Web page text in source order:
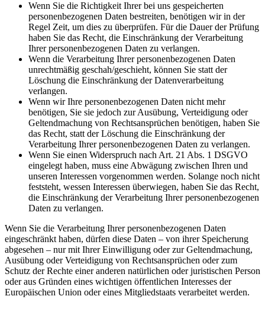
Wenn Sie die Richtigkeit Ihrer bei uns gespeicherten
personenbezogenen Daten bestreiten, benötigen wir in der
Regel Zeit, um dies zu überprüfen. Für die Dauer der Prüfung
haben Sie das Recht, die Einschränkung der Verarbeitung
Ihrer personenbezogenen Daten zu verlangen.
Wenn die Verarbeitung Ihrer personenbezogenen Daten
unrechtmäßig geschah/geschieht, können Sie statt der
Löschung die Einschränkung der Datenverarbeitung
verlangen.
Wenn wir Ihre personenbezogenen Daten nicht mehr
benötigen, Sie sie jedoch zur Ausübung, Verteidigung oder
Geltendmachung von Rechtsansprüchen benötigen, haben Sie
das Recht, statt der Löschung die Einschränkung der
Verarbeitung Ihrer personenbezogenen Daten zu verlangen.
Wenn Sie einen Widerspruch nach Art. 21 Abs. 1 DSGVO
eingelegt haben, muss eine Abwägung zwischen Ihren und
unseren Interessen vorgenommen werden. Solange noch nicht
feststeht, wessen Interessen überwiegen, haben Sie das Recht,
die Einschränkung der Verarbeitung Ihrer personenbezogenen
Daten zu verlangen.
Wenn Sie die Verarbeitung Ihrer personenbezogenen Daten
eingeschränkt haben, dürfen diese Daten – von ihrer Speicherung
abgesehen – nur mit Ihrer Einwilligung oder zur Geltendmachung,
Ausübung oder Verteidigung von Rechtsansprüchen oder zum
Schutz der Rechte einer anderen natürlichen oder juristischen Person
oder aus Gründen eines wichtigen öffentlichen Interesses der
Europäischen Union oder eines Mitgliedstaats verarbeitet werden.